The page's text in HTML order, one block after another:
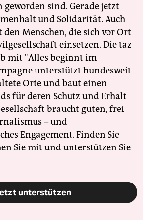
sind. Gerade jetzt
und Solidarität. Auch
Menschen, die sich vor Ort
einsetzen. Die taz
mit "Alles beginnt im
unterstützt bundesweit
Orte und baut einen
für deren Schutz und Erhalt
braucht guten, frei
– und
Engagement. Finden Sie
Sie mit und unterstützen Sie
unterstützen